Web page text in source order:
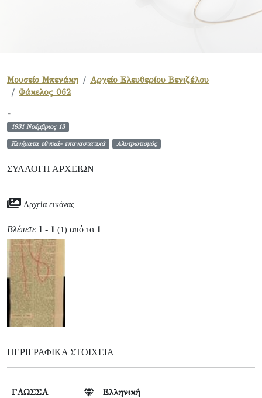
Μουσείο Μπενάκη
Αρχείο Ελευθερίου Βενιζέλου
Φάκελος 062
-
1931 Νοέμβριος 13
Κινήματα εθνικά- επαναστατικά Αλυτρωτισμός
ΣΥΛΛΟΓΉ ΑΡΧΕΊΩΝ
Αρχεία εικόνας
Βλέπετε 1 - 1 (1) από τα 1
ΠΕΡΙΓΡΑΦΙΚΆ ΣΤΟΙΧΕΊΑ
ΓΛΩΣΣΑ
Ελληνική